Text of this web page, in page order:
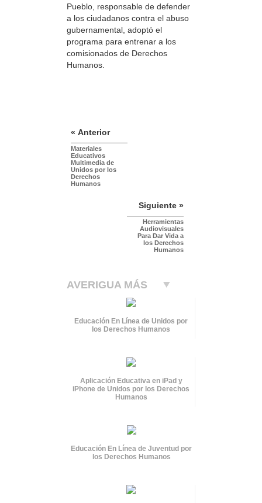
Pueblo, responsable de defender
a los ciudadanos contra el abuso
gubernamental, adoptó el
programa para entrenar a los
comisionados de Derechos
Humanos.
« Anterior
Materiales
Educativos
Multimedia de
Unidos por los
Derechos
Humanos
Siguiente »
Herramientas
Audiovisuales
Para Dar Vida a
los Derechos
Humanos
AVERIGUA MÁS
Educación En Línea de Unidos por
los Derechos Humanos
Aplicación Educativa en iPad y
iPhone de Unidos por los Derechos
Humanos
Educación En Línea de Juventud por
los Derechos Humanos